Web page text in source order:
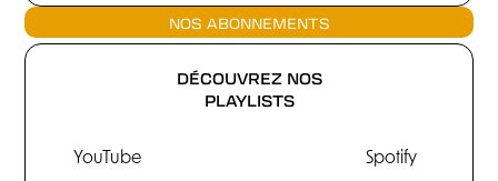
NOS ABONNEMENTS
DÉCOUVREZ NOS
PLAYLISTS
YouTube Spotify